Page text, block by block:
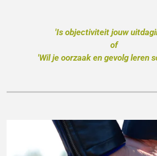
'Is objectiviteit jouw
of
'Wil je oorzaak en gevolg leren